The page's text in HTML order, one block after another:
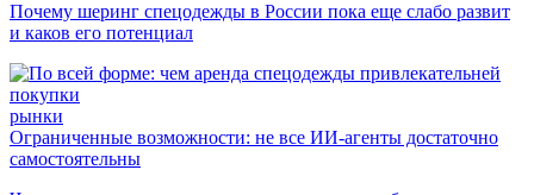
Почему шеринг спецодежды в России пока еще слабо развит
и каков его потенциал
рынки
Ограниченные возможности: не все ИИ-агенты достаточно
самостоятельны